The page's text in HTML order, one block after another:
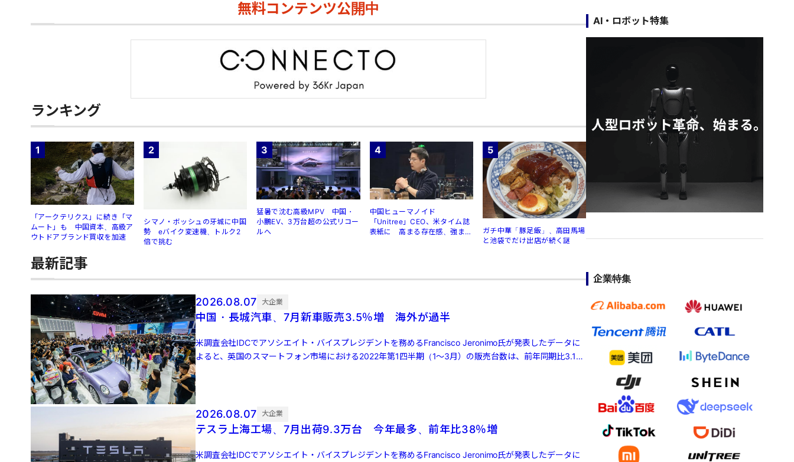
無料コンテンツ公開中
ランキング
1
「アークテリクス」に続き「マ
ムート」も 中国資本、高級ア
ウトドアブランド買収を加速
2
シマノ・ボッシュの牙城に中国
勢 eバイク変速機、トルク2
倍で挑む
3
猛暑で沈む高級MPV 中国・
小鵬EV、3万台超の公式リコー
ルへ
4
中国ヒューマノイド
「Unitree」CEO、米タイム誌
表紙に 高まる存在感、強まる
5
ガチ中華「豚足飯」、高田馬場
と池袋でだけ出店が続く謎
最新記事
2026.08.07 大企業
中国・長城汽車、7月新車販売3.5％増 海外が過半
米調査会社IDCでアソシエイト・バイスプレジデントを務めるFrancisco Jeronimo氏が発表したデータに
よると、英国のスマートフォン市場における2022年第1四半期（1～3月）の販売台数は、前年同期比3.1%
増 […]
2026.08.07 大企業
テスラ上海工場、7月出荷9.3万台 今年最多、前年比38％増
米調査会社IDCでアソシエイト・バイスプレジデントを務めるFrancisco Jeronimo氏が発表したデータに
AI・ロボット特集
企業特集